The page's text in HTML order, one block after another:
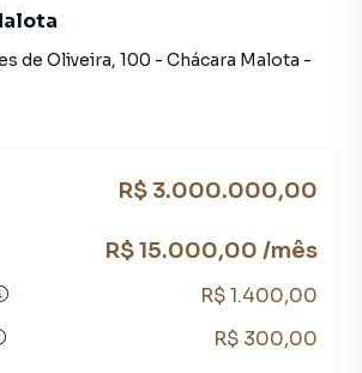
de Oliveira, 100 - Chácara Malota -
R$ 3.000.000,00
R$ 15.000,00 /mês
R$ 1.400,00
R$ 300,00